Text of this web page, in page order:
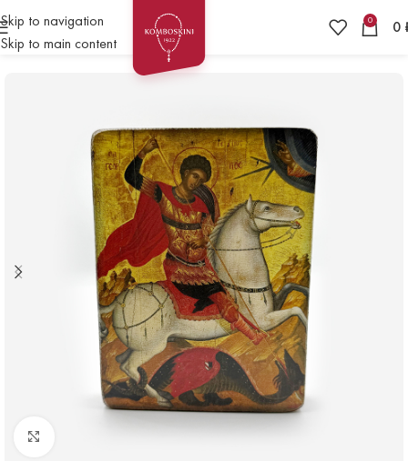
Skip to navigation
Skip to main content
0 0